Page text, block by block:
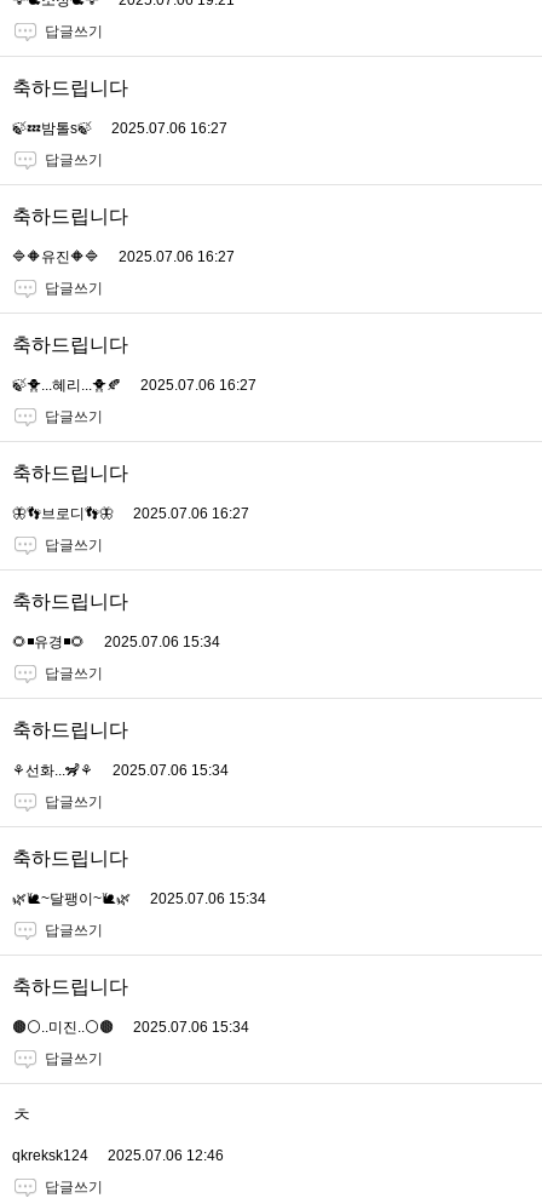
답글쓰기
축하드립니다
🍃💤밤톨s🍃
2025.07.06 16:27
답글쓰기
축하드립니다
🔷🔶유진🔶🔷
2025.07.06 16:27
답글쓰기
축하드립니다
🍃🐥...혜리...🐥🍂
2025.07.06 16:27
답글쓰기
축하드립니다
🦋👣브로디👣🦋
2025.07.06 16:27
답글쓰기
축하드립니다
🌻◾유경◾🌻
2025.07.06 15:34
답글쓰기
축하드립니다
⚘️선화...🦨⚘️
2025.07.06 15:34
답글쓰기
축하드립니다
🌿🐌~달팽이~🐌🌿
2025.07.06 15:34
답글쓰기
축하드립니다
🟤⚪️..미진..⚪️🟤
2025.07.06 15:34
답글쓰기
ㅊ
qkreksk124
2025.07.06 12:46
답글쓰기